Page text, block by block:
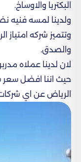
البكتريا والاوساخ.
ولدينا لمسه فنيه
وتتميز شركه امتياز
والصدق.
لان لدينا عملاه
حيث اننا افضل
الرياض عن اي